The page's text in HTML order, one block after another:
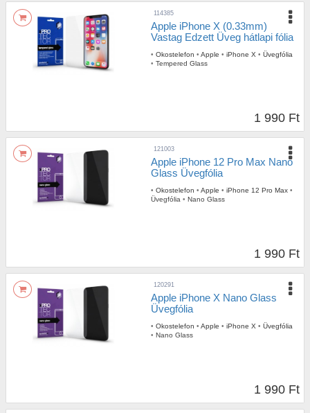
114385
Apple iPhone X (0.33mm)
Vastag Edzett Üveg hátlapi fólia
• Okostelefon • Apple • iPhone X • Üvegfólia
• Tempered Glass
1 990 Ft
121003
Apple iPhone 12 Pro Max Nano
Glass Üvegfólia
• Okostelefon • Apple • iPhone 12 Pro Max •
Üvegfólia • Nano Glass
1 990 Ft
120291
Apple iPhone X Nano Glass
Üvegfólia
• Okostelefon • Apple • iPhone X • Üvegfólia
• Nano Glass
1 990 Ft